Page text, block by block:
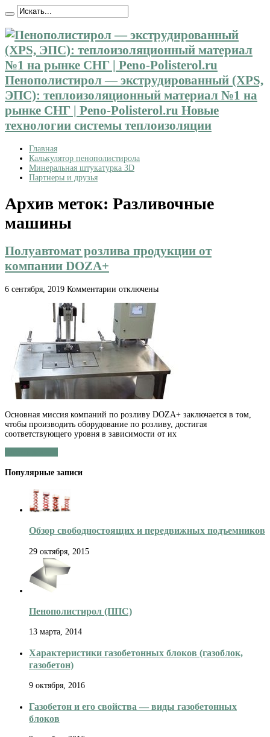
Пенополистирол — экструдированный (XPS,
ЭПС): теплоизоляционный материал №1 на
рынке СНГ | Peno-Polisterol.ru Новые
технологии системы теплоизоляции
Главная
Калькулятор пенополистирола
Минеральная штукатурка 3D
Партнеры и друзья
Архив меток: Разливочные
машины
Полуавтомат розлива продукции от
компании DOZA+
6 сентября, 2019 Комментарии к
Полуавтомат
розлива
продукции
от
компании
DOZA+
отключены
Основная миссия компаний по розливу DOZA+ заключается в том,
чтобы производить оборудование по розливу, достигая
соответствующего уровня в зависимости от их
Популярные записи
Обзор свободностоящих и передвижных подъемников
29 октября, 2015
Пенополистирол (ППС)
13 марта, 2014
Характеристики газобетонных блоков (газоблок,
газобетон)
9 октября, 2016
Газобетон и его свойства — виды газобетонных
блоков